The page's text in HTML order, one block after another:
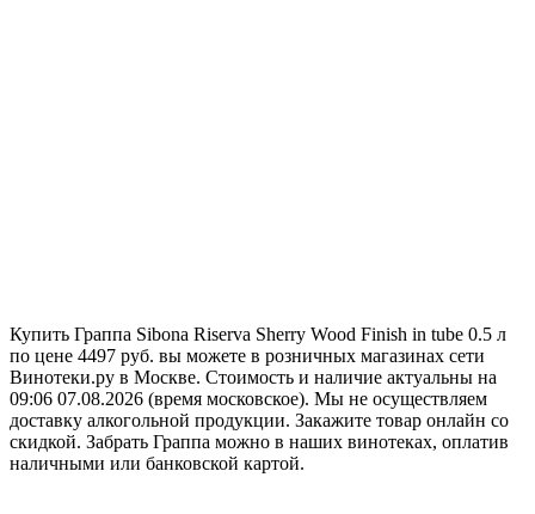
Купить Граппа Sibona Riserva Sherry Wood Finish in tube 0.5 л
по цене 4497 руб. вы можете в розничных магазинах сети
Винотеки.ру в Москве. Стоимость и наличие актуальны на
09:06 07.08.2026 (время московское). Мы не осуществляем
доставку алкогольной продукции. Закажите товар онлайн со
скидкой. Забрать Граппа можно в наших винотеках, оплатив
наличными или банковской картой.